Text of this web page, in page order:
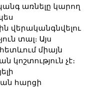
առնելը կարող
վերականգնվելու
տալ։ Այս
միայն
չէ։
հարցի